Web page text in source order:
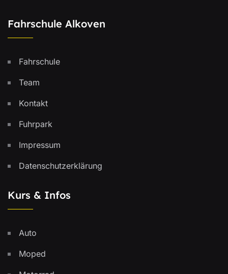
Fahrschule Alkoven
Fahrschule
Team
Kontakt
Fuhrpark
Impressum
Datenschutzerklärung
Kurs & Infos
Auto
Moped